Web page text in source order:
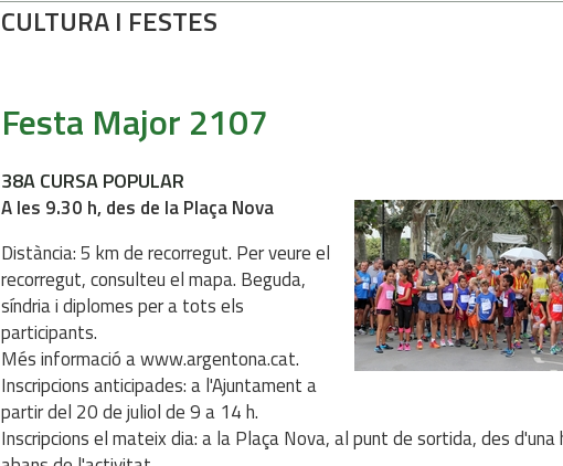
CULTURA I FESTES
Festa Major 2107
38A CURSA POPULAR
A les 9.30 h, des de la Plaça Nova
Distància: 5 km de recorregut. Per veure el
recorregut, consulteu el mapa. Beguda,
síndria i diplomes per a tots els
participants.
Més informació a www.argentona.cat.
Inscripcions anticipades: a l'Ajuntament a
partir del 20 de juliol de 9 a 14 h.
Inscripcions el mateix dia: a la Plaça Nova, al punt de sortida, des d'una